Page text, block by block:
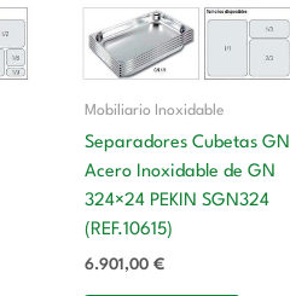
Mobiliario Inoxidable
Separadores Cubetas GN
Acero Inoxidable de GN
324×24 PEKIN SGN324
(REF.10615)
6.901,00 €